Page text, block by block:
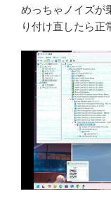
めっちゃノイズが
り付け直したら正